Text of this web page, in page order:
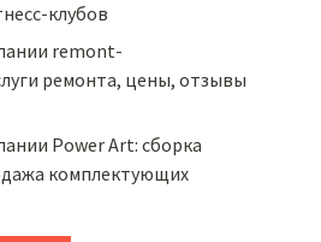
клубов
remont-
ремонта, цены, отзывы
Power Art: сборка
комплектующих